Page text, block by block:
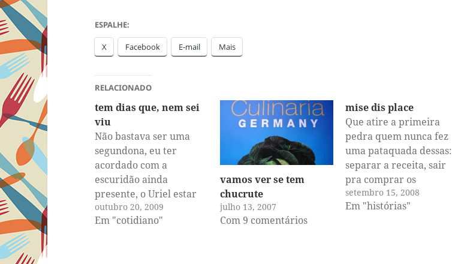
ESPALHE:
X Facebook E-mail Mais
RELACIONADO
tem dias que, nem sei
viu
Não bastava ser uma
segundona, eu ter
acordado com a
escuridão ainda
presente, o Uriel estar
viajando e eu ter
esquecido de comprar
outubro 20, 2009
Em "cotidiano"
vamos ver se tem
chucrute
julho 13, 2007
Com 9 comentários
mise dis place
Que atire a primeira
pedra quem nunca fez
uma pataquada dessas:
separar a receita, sair
pra comprar os
ingredientes, voltar e
começar a arranjar
setembro 15, 2008
Em "histórias"